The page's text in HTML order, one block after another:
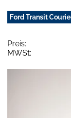
Ford Transit
Preis:
MWSt: